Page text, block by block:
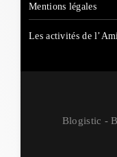
Mentions légales
Les activités de
Blogistic -